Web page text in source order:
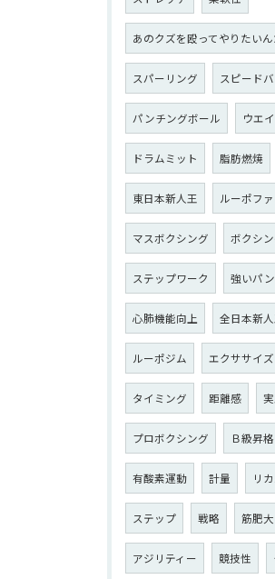
あのクズを殴ってやりたいん
スパーリング スピード
パンチングボール ウエ
ドラムミット 脂肪燃焼
東日本新人王 ルーポフ
マスボクシング ボクシ
ステップワーク 強いパ
心肺機能向上 全日本新
ルーポジム エクササイズ
タイミング 距離感
プロボクシング Ｂ級昇格
有酸素運動 計量 リ
ステップ 戦略 筋肥大
アジリティー 競技性